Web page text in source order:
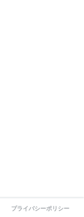
プライバシーポリシー